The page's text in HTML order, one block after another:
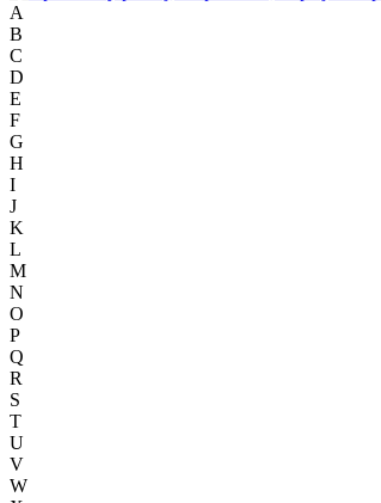
A
B
C
D
E
F
G
H
I
J
K
L
M
N
O
P
Q
R
S
T
U
V
W